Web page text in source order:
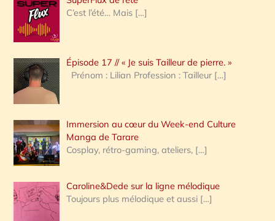
e
r
c
h
e
:
C’est l’été… Mais […]
Épisode 17 // « Je suis Tailleur de pierre. »
Prénom : Lilian Profession : Tailleur […]
Immersion au cœur du Week-end Culture
Manga de Tarare
Cosplay, rétro-gaming, ateliers, […]
Caroline&Dede sur la ligne mélodique
Toujours plus mélodique et aussi […]